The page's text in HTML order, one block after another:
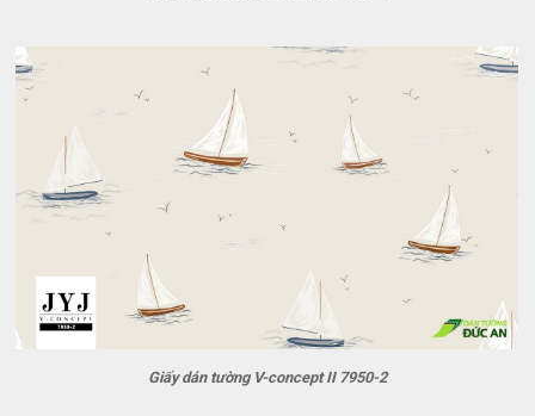
Giấy dán tường V-concept II 7950-2